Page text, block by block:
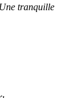
tranquille